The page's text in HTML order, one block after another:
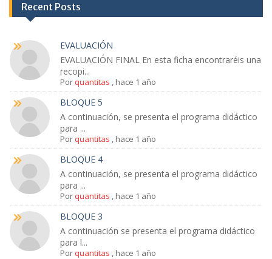
Recent Posts
EVALUACIÓN
EVALUACIÓN FINAL En esta ficha encontraréis una
recopi...
Porquantitas , hace 1 año
BLOQUE 5
A continuación, se presenta el programa didáctico
para ...
Porquantitas , hace 1 año
BLOQUE 4
A continuación, se presenta el programa didáctico
para ...
Porquantitas , hace 1 año
BLOQUE 3
A continuación se presenta el programa didáctico
para l...
Porquantitas , hace 1 año